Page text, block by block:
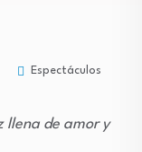
Espectáculos
llena de amor y